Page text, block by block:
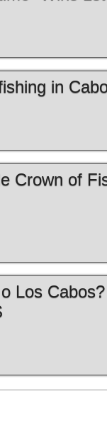
in
Crown of
Los